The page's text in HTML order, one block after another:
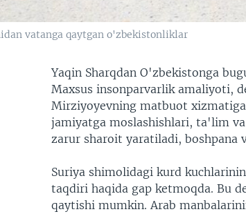
vatanga qaytgan o'zbekistonliklar
Yaqin Sharqdan O'zbekistonga
Maxsus insonparvarlik amaliyoti,
Mirziyoyevning matbuot
jamiyatga moslashishlari, ta'lim
zarur sharoit yaratiladi, boshpana
Suriya shimolidagi kurd
taqdiri haqida gap ketmoqda. Bu
qaytishi mumkin. Arab